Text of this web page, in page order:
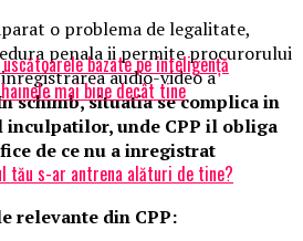
o problema de legalitate,
penala ii permite procurorului
audio-video a
schimb, situatia se complica in
inculpatilor, unde CPP il obliga
de ce nu a inregistrat
relevante din CPP:
bazate pe inteligență
mai bine decât tine
tău s-ar antrena alături de tine?